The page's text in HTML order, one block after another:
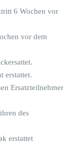
6 Wochen vor
vor dem
erstattet.
Ersatzteilnehmer
des
erstattet